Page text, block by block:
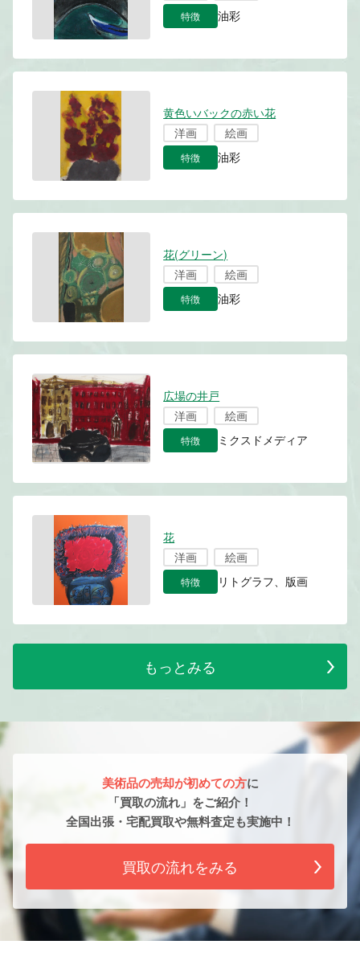
特徴 油彩
黄色いバックの赤い花
洋画
絵画
特徴 油彩
花(グリーン)
洋画
絵画
特徴 油彩
広場の井戸
洋画
絵画
特徴 ミクスドメディア
花
洋画
絵画
特徴 リトグラフ、版画
もっとみる
美術品の売却が初めての方に
「買取の流れ」をご紹介！
全国出張・宅配買取や無料査定も実施中！
買取の流れをみる